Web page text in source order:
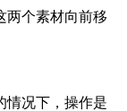
两个素材向前移
情况下，操作是